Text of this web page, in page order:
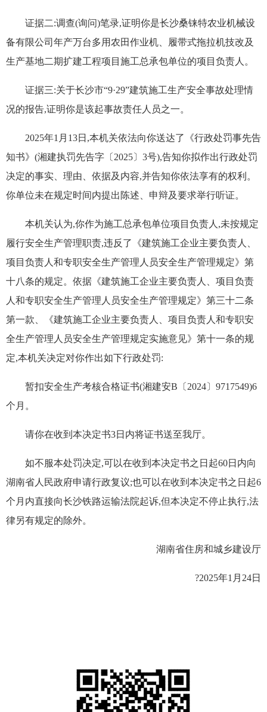
证据二:调查(询问)笔录,证明你是长沙桑铼特农业机械设
备有限公司年产万台多用农田作业机、履带式拖拉机技改及
生产基地二期扩建工程项目施工总承包单位的项目负责人。
证据三:关于长沙市“9·29”建筑施工生产安全事故处理情
况的报告,证明你是该起事故责任人员之一。
2025年1月13日,本机关依法向你送达了《行政处罚事先告
知书》(湘建执罚先告字〔2025〕3号),告知你拟作出行政处罚
决定的事实、理由、依据及内容,并告知你依法享有的权利。
你单位未在规定时间内提出陈述、申辩及要求举行听证。
本机关认为,你作为施工总承包单位项目负责人,未按规定
履行安全生产管理职责,违反了《建筑施工企业主要负责人、
项目负责人和专职安全生产管理人员安全生产管理规定》第
十八条的规定。依据《建筑施工企业主要负责人、项目负责
人和专职安全生产管理人员安全生产管理规定》第三十二条
第一款、《建筑施工企业主要负责人、项目负责人和专职安
全生产管理人员安全生产管理规定实施意见》第十一条的规
定,本机关决定对你作出如下行政处罚:
暂扣安全生产考核合格证书(湘建安B〔2024〕9717549)6
个月。
请你在收到本决定书3日内将证书送至我厅。
如不服本处罚决定,可以在收到本决定书之日起60日内向
湖南省人民政府申请行政复议;也可以在收到本决定书之日起6
个月内直接向长沙铁路运输法院起诉,但本决定不停止执行,法
律另有规定的除外。
湖南省住房和城乡建设厅
?2025年1月24日